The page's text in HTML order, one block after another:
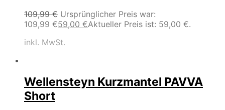
109,99€ Ursprünglicher Preis war:
109,99 €59,00 €Aktueller Preis ist: 59,00 €.
inkl. MwSt.
Wellensteyn Kurzmantel PAVVA
Short